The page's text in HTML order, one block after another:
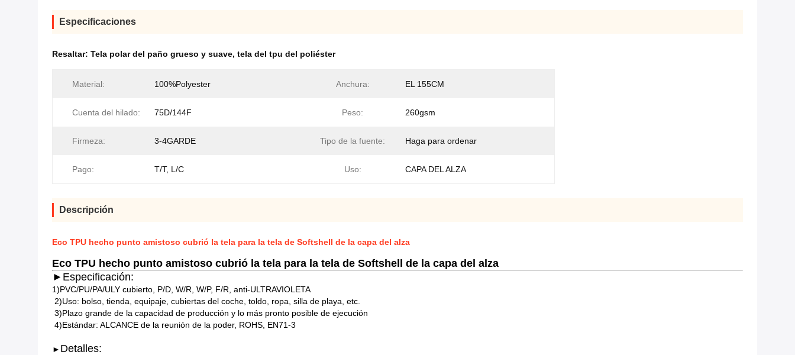
Especificaciones
Resaltar: Tela polar del paño grueso y suave, tela del tpu del poliéster
Material: 100%Polyester Anchura: EL 155CM
Cuenta del hilado: 75D/144F Peso: 260gsm
Firmeza: 3-4GARDE Tipo de la fuente: Haga para ordenar
Pago: T/T, L/C Uso: CAPA DEL ALZA
Descripción
Eco TPU hecho punto amistoso cubrió la tela para la tela de Softshell de la capa del alza
Eco TPU hecho punto amistoso cubrió la tela para la tela de Softshell de la capa del alza
► Especificación:
1)PVC/PU/PA/ULY cubierto, P/D, W/R, W/P, F/R, anti-ULTRAVIOLETA
2)Uso: bolso, tienda, equipaje, cubiertas del coche, toldo, ropa, silla de playa, etc.
3)Plazo grande de la capacidad de producción y lo más pronto posible de ejecución
4)Estándar: ALCANCE de la reunión de la poder, ROHS, EN71-3
► Detalles: